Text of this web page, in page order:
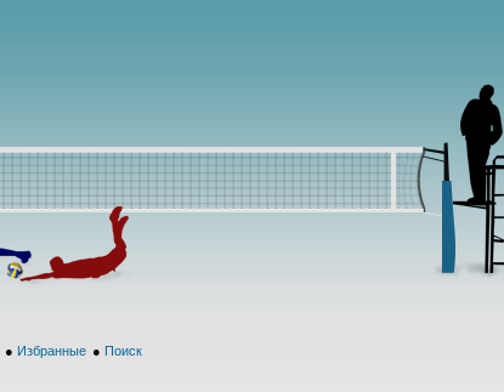
● Избранные ● Поиск